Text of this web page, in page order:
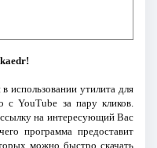
использовании утилита для
с YouTube за пару кликов.
ссылку на интересующий Вас
программа предоставит
можно быстро скачать